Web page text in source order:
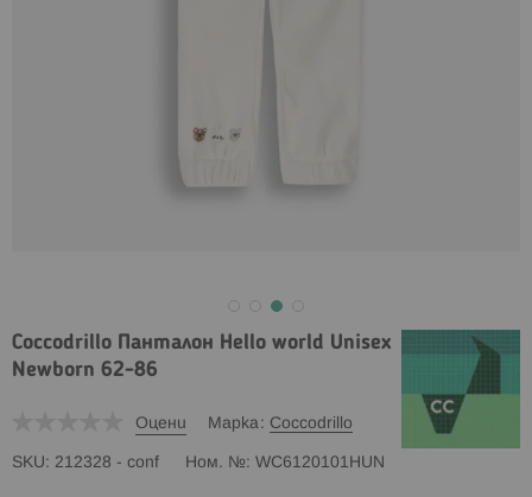
Coccodrillo Панталон Hello world Unisex
Newborn 62-86
Оцени Марка Coccodrillo
SKU 212328 - conf Ном. № WC6120101HUN